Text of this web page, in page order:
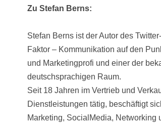
Zu Stefan Berns:
Stefan Berns ist der Autor des
Faktor – Kommunikation auf den
und Marketingprofi und einer der
deutschsprachigen Raum.
Seit 18 Jahren im Vertrieb und
Dienstleistungen tätig, beschäftigt
Marketing, SocialMedia, Networking